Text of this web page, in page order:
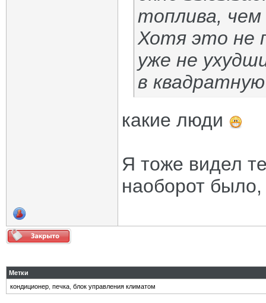
топлива, чем
Хотя это не
уже не
в квадратную
какие люди
Я тоже видел
наоборот
Метки
кондиционер печка блок управления климатом